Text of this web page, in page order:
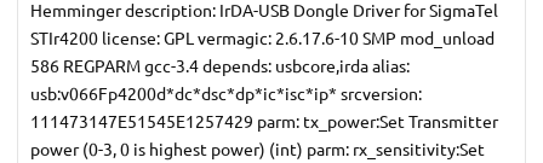
Hemmingerdescription: IrDA-USB Dongle Driver for SigmaTel
STIr4200 license: GPL vermagic: 2.6.17.6-10 SMP mod_unload
586 REGPARM gcc-3.4 depends: usbcore,irda alias:
usb:v066Fp4200d*dc*dsc*dp*ic*isc*ip* srcversion:
111473147E51545E1257429 parm: tx_power:Set Transmitter
power (0-3, 0 is highest power) (int) parm: rx_sensitivity:Set